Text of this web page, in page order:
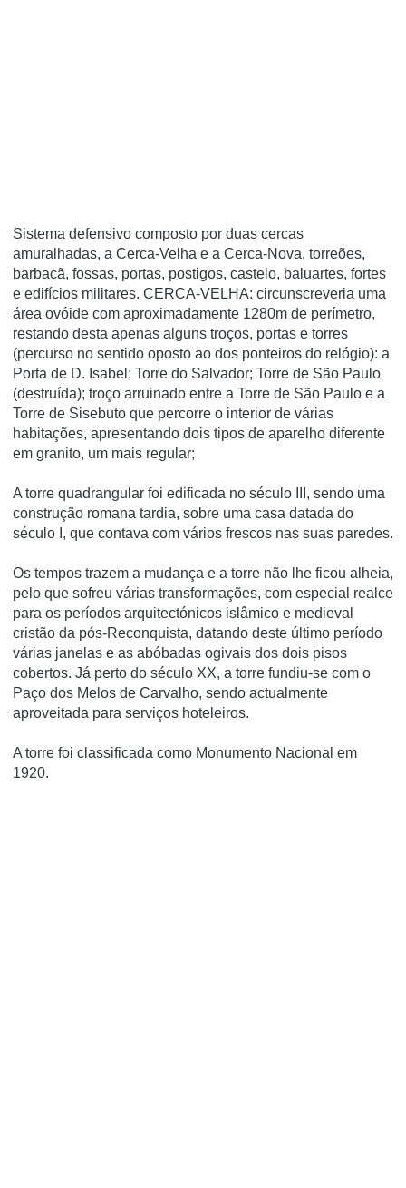
Sistema defensivo composto por duas cercas
amuralhadas, a Cerca-Velha e a Cerca-Nova, torreões,
barbacã, fossas, portas, postigos, castelo, baluartes, fortes
e edifícios militares. CERCA-VELHA: circunscreveria uma
área ovóide com aproximadamente 1280m de perímetro,
restando desta apenas alguns troços, portas e torres
(percurso no sentido oposto ao dos ponteiros do relógio): a
Porta de D. Isabel; Torre do Salvador; Torre de São Paulo
(destruída); troço arruinado entre a Torre de São Paulo e a
Torre de Sisebuto que percorre o interior de várias
habitações, apresentando dois tipos de aparelho diferente
em granito, um mais regular;
A torre quadrangular foi edificada no século III, sendo uma
construção romana tardia, sobre uma casa datada do
século I, que contava com vários frescos nas suas paredes.
Os tempos trazem a mudança e a torre não lhe ficou alheia,
pelo que sofreu várias transformações, com especial realce
para os perí­odos arquitectónicos islâmico e medieval
cristão da pós-Reconquista, datando deste último perí­odo
várias janelas e as abóbadas ogivais dos dois pisos
cobertos. Já perto do século XX, a torre fundiu-se com o
Paço dos Melos de Carvalho, sendo actualmente
aproveitada para serviços hoteleiros.
A torre foi classificada como Monumento Nacional em
1920.